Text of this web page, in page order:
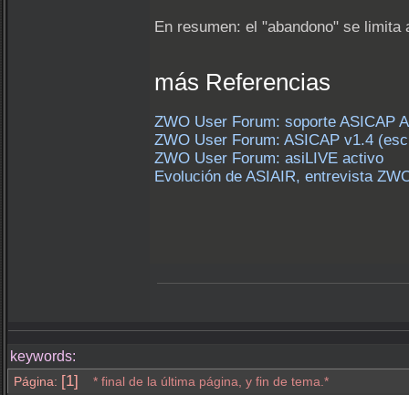
En resumen: el "abandono" se
más Referencias
ZWO User Forum: soporte ASICAP
ZWO User Forum: ASICAP v1.4
ZWO User Forum: asiLIVE activo
Evolución de ASIAIR, entrevista
keywords:
Página: [1] * final de la última página, y fin de tema.*